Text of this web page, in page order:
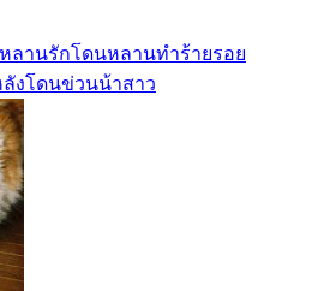
หลานรักโดนหลานทำร้ายรอย
งโดนข่วนน้าสาว